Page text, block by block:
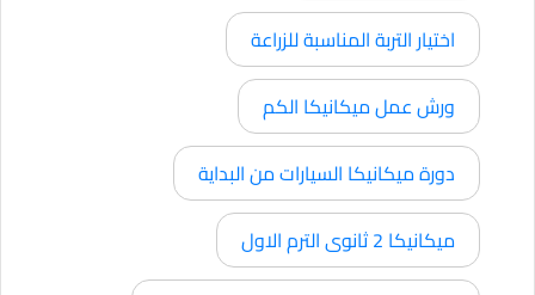
اختيار التربة المناسبة للزراعة
ورش عمل ميكانيكا الكم
دورة ميكانيكا السيارات من البداية
ميكانيكا 2 ثانوى الترم الاول